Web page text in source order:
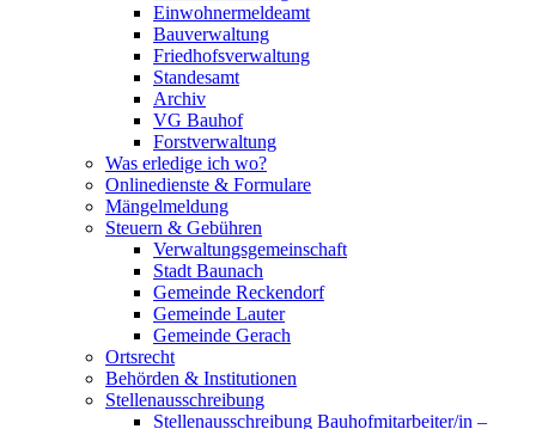
Einwohnermeldeamt
Bauverwaltung
Friedhofsverwaltung
Standesamt
Archiv
VG Bauhof
Forstverwaltung
Was erledige ich wo?
Onlinedienste & Formulare
Mängelmeldung
Steuern & Gebühren
Verwaltungsgemeinschaft
Stadt Baunach
Gemeinde Reckendorf
Gemeinde Lauter
Gemeinde Gerach
Ortsrecht
Behörden & Institutionen
Stellenausschreibung
Stellenausschreibung Bauhofmitarbeiter/in –